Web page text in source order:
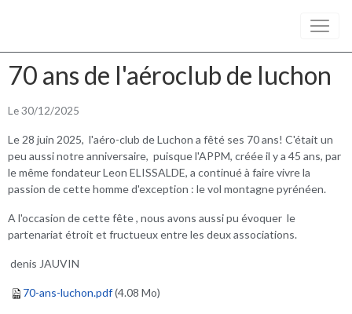
70 ans de l'aéroclub de luchon
Le 30/12/2025
Le 28 juin 2025, l'aéro-club de Luchon a fêté ses 70 ans! C'était un
peu aussi notre anniversaire, puisque l'APPM, créée il y a 45 ans, par
le même fondateur Leon ELISSALDE, a continué à faire vivre la
passion de cette homme d'exception : le vol montagne pyrénéen.
A l'occasion de cette fête , nous avons aussi pu évoquer le
partenariat étroit et fructueux entre les deux associations.
denis JAUVIN
70-ans-luchon.pdf(4.08 Mo)